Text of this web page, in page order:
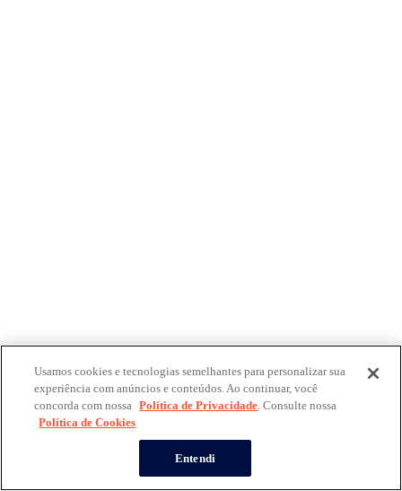
Usamos cookies e tecnologias semelhantes para personalizar sua
experiência com anúncios e conteúdos. Ao continuar, você
concorda com nossa Política de Privacidade. Consulte nossa
Política de Cookies
Entendi